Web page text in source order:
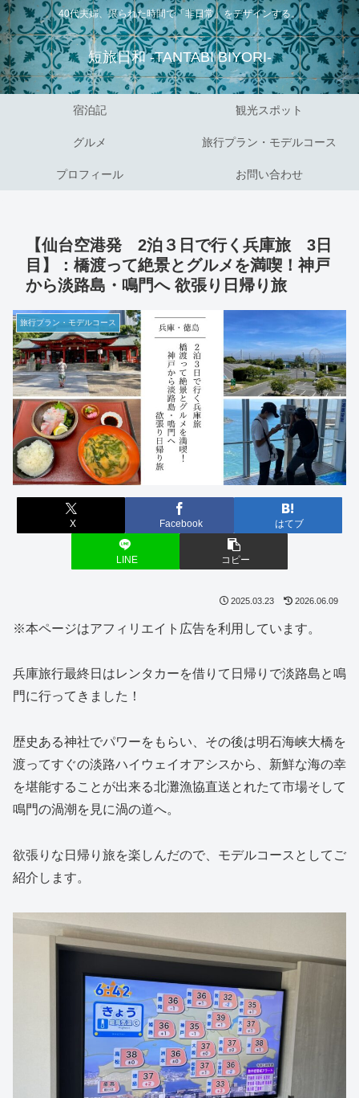
40代夫婦、限られた時間で「非日常」をデザインする。
短旅日和 -TANTABI BIYORI-
宿泊記 観光スポット
グルメ 旅行プラン・モデルコース
プロフィール お問い合わせ
【仙台空港発 2泊３日で行く兵庫旅 3日
目】：橋渡って絶景とグルメを満喫！神戸
から淡路島・鳴門へ 欲張り日帰り旅
旅行プラン・モデルコース
X Facebook はてブ
LINE コピー
2025.03.23 2026.06.09
※本ページはアフィリエイト広告を利用しています。
兵庫旅行最終日はレンタカーを借りて日帰りで淡路島と鳴
門に行ってきました！
歴史ある神社でパワーをもらい、その後は明石海峡大橋を
渡ってすぐの淡路ハイウェイオアシスから、新鮮な海の幸
を堪能することが出来る北灘漁協直送とれたて市場そして
鳴門の渦潮を見に渦の道へ。
欲張りな日帰り旅を楽しんだので、モデルコースとしてご
紹介します。